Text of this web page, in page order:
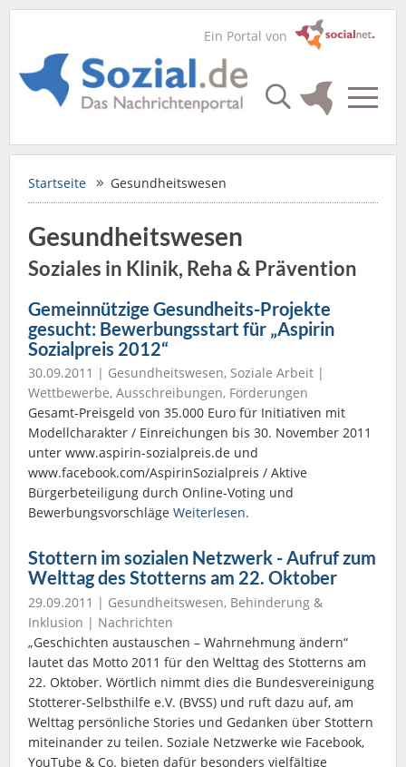
Ein Portal von
Startseite Gesundheitswesen
Gesundheitswesen
Soziales in Klinik, Reha & Prävention
Gemeinnützige Gesundheits-Projekte
gesucht: Bewerbungsstart für „Aspirin
Sozialpreis 2012“
30.09.2011 | Gesundheitswesen, Soziale Arbeit |
Wettbewerbe, Ausschreibungen, Förderungen
Gesamt-Preisgeld von 35.000 Euro für Initiativen mit
Modellcharakter / Einreichungen bis 30. November 2011
unter www.aspirin-sozialpreis.de und
www.facebook.com/AspirinSozialpreis / Aktive
Bürgerbeteiligung durch Online-Voting und
Bewerbungsvorschläge Weiterlesen.
Stottern im sozialen Netzwerk - Aufruf zum
Welttag des Stotterns am 22. Oktober
29.09.2011 | Gesundheitswesen, Behinderung &
Inklusion | Nachrichten
„Geschichten austauschen – Wahrnehmung ändern“
lautet das Motto 2011 für den Welttag des Stotterns am
22. Oktober. Wörtlich nimmt dies die Bundesvereinigung
Stotterer-Selbsthilfe e.V. (BVSS) und ruft dazu auf, am
Welttag persönliche Stories und Gedanken über Stottern
miteinander zu teilen. Soziale Netzwerke wie Facebook,
YouTube & Co. bieten dafür besonders vielfältige